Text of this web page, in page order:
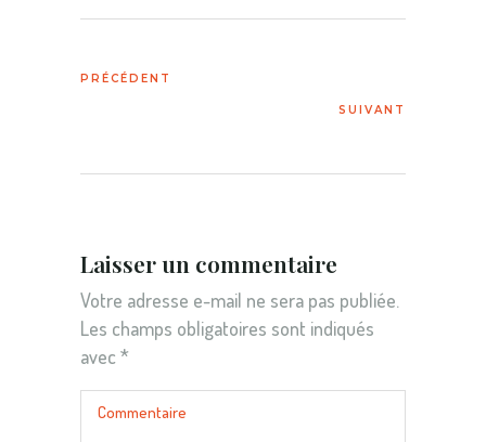
Laisser un commentaire
Votre adresse e-mail ne sera pas publiée.
Les champs obligatoires sont indiqués
avec*